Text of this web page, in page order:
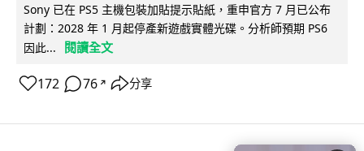
Sony 已在 PS5 主機包裝加貼提示貼紙，重申官方 7 月已公布
計劃：2028 年 1 月起停產新遊戲實體光碟。分析師預期 PS6
因此...
閱讀全文
172 76 ↗ 分享